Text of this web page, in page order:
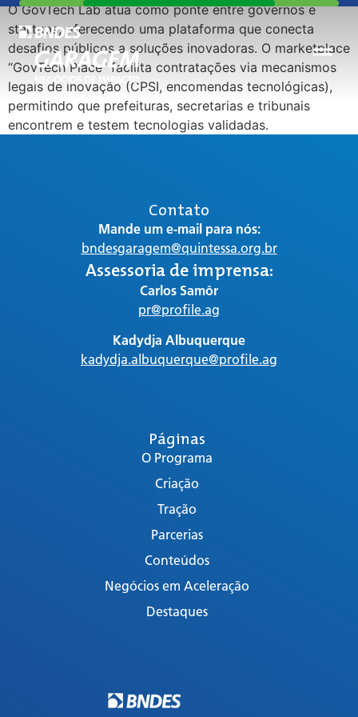
O GovTech Lab atua como ponte entre governos e
startups, oferecendo uma plataforma que conecta
desafios públicos a soluções inovadoras. O marketplace
“GovTech Place” facilita contratações via mecanismos
legais de inovação (CPSI, encomendas tecnológicas),
permitindo que prefeituras, secretarias e tribunais
encontrem e testem tecnologias validadas.
Páginas
O Programa
Criação
Tração
Parcerias
Conteúdos
Negócios em Aceleração
Destaques
Contato
Mande um e-mail para nós:
bndesgaragem@quintessa.org.br
Assessoria de imprensa:
Carlos Samôr
pr@profile.ag
Kadydja Albuquerque
kadydja.albuquerque@profile.ag